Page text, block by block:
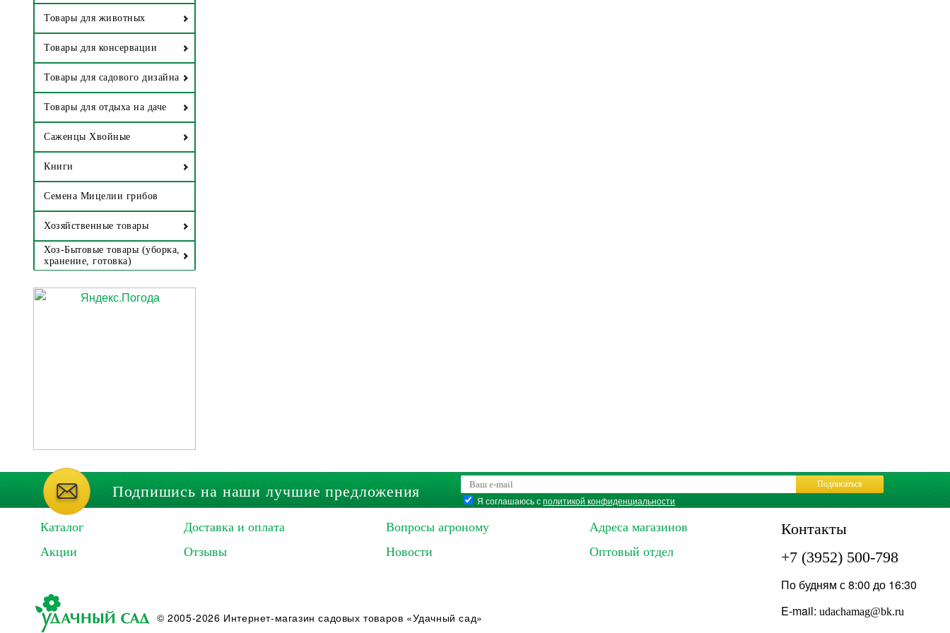
Товары для животных
Товары для консервации
Товары для садового дизайна
Товары для отдыха на даче
Саженцы Хвойные
Книги
Семена Мицелии грибов
Хозяйственные товары
Хоз-Бытовые товары (уборка,
хранение, готовка)
Подпишись на наши лучшие предложения
Я соглашаюсь сполитикой конфиденциальности
Подписаться
Каталог
Акции
Доставка и оплата
Отзывы
Вопросы агроному
Новости
Адреса магазинов
Оптовый отдел
Контакты
+7 (3952) 500-798
По будням с 8:00 до 16:30
E-mail: udachamag@bk.ru
© 2005-2026 Интернет-магазин садовых товаров «Удачный сад»